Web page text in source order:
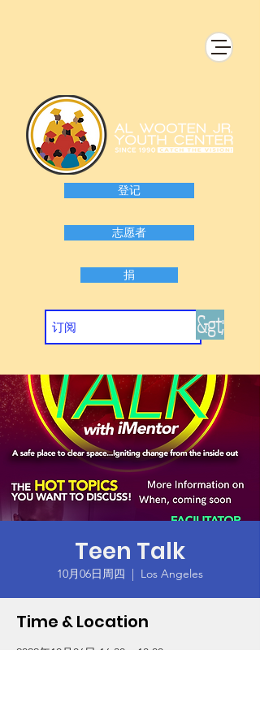
登记
志愿者
捐
&gt;
Teen Talk
10月06日周四
  |
Los Angeles
Time & Location
2022年10月06日 16:30 – 18:00